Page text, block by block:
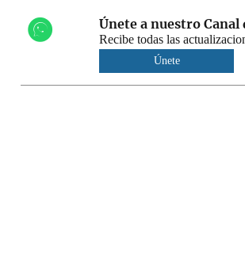
Únete a nuestro Canal
Recibe todas las
Únete